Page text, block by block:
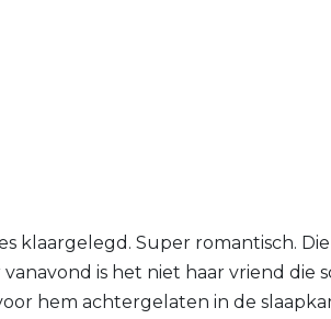
klaargelegd. Super romantisch.
is het niet haar vriend die
hem achtergelaten in de